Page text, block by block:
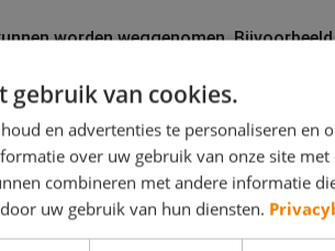
worden weggenomen.
andere werkwijze te kiezen. Deze
Of het plaatsen van beschermkappen
risico niet afdoende, dan moet de
door taakroulatie.
gebruik van cookies.
en advertenties te personaliseren en
over uw gebruik van onze site met
combineren met andere informatie
uw gebruik van hun diensten.